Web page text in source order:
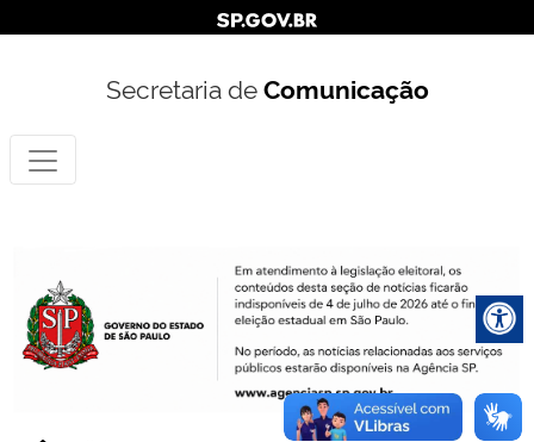
Secretaria deComunicação